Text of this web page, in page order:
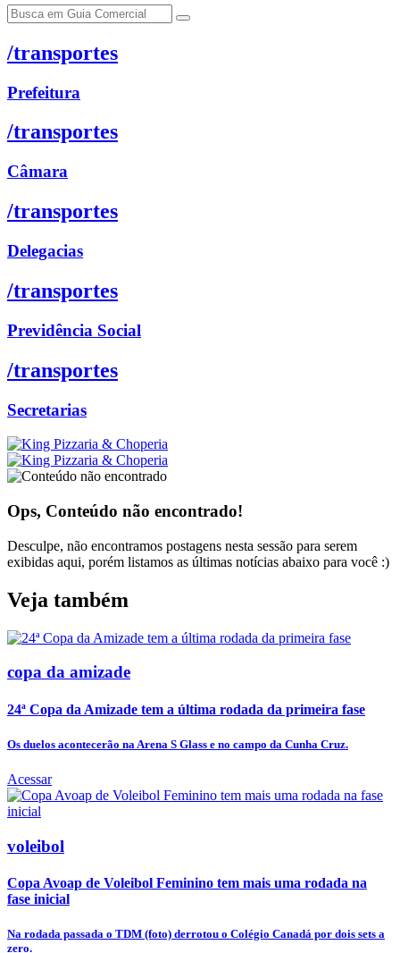
/transportes
Prefeitura
/transportes
Câmara
/transportes
Delegacias
/transportes
Previdência Social
/transportes
Secretarias
Ops, Conteúdo não encontrado!
Desculpe, não encontramos postagens nesta sessão para serem
exibidas aqui, porém listamos as últimas notícias abaixo para você :)
Veja também
copa da amizade
24ª Copa da Amizade tem a última rodada da primeira fase
Os duelos acontecerão na Arena S Glass e no campo da Cunha Cruz.
Acessar
voleibol
Copa Avoap de Voleibol Feminino tem mais uma rodada na
fase inicial
Na rodada passada o TDM (foto) derrotou o Colégio Canadá por dois sets a
zero.